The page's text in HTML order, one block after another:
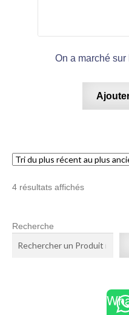
On a marché
4 résultats affichésTrié
Recherche